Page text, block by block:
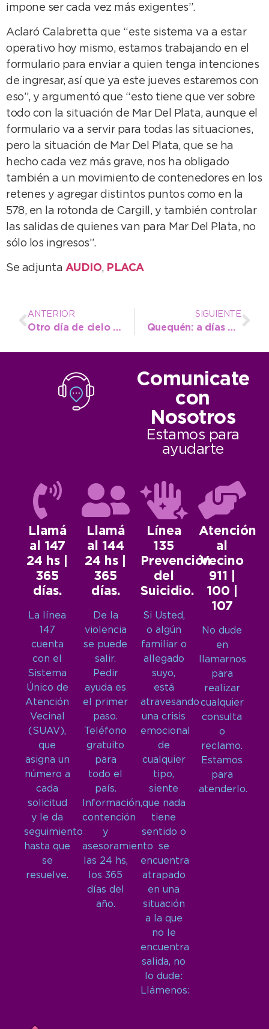
impone ser cada vez más exigentes”.
Aclaró Calabretta que “este sistema va a estar
operativo hoy mismo, estamos trabajando en el
formulario para enviar a quien tenga intenciones
de ingresar, así que ya este jueves estaremos con
eso”, y argumentó que “esto tiene que ver sobre
todo con la situación de Mar Del Plata, aunque el
formulario va a servir para todas las situaciones,
pero la situación de Mar Del Plata, que se ha
hecho cada vez más grave, nos ha obligado
también a un movimiento de contenedores en los
retenes y agregar distintos puntos como en la
578, en la rotonda de Cargill, y también controlar
las salidas de quienes van para Mar Del Plata, no
sólo los ingresos”.
Se adjunta AUDIO, PLACA
ANTERIOR
Otro día de cielo despejado pero de frío intenso
SIGUIENTE
Quequén: a días del aniversario, Amílcar brindó un informe de los trabajos en la ciudad
Comunicate
con
Nosotros
Estamos para
ayudarte
Llamá
al 147
24 hs |
365
días.
La línea
147
cuenta
con el
Sistema
Único de
Atención
Vecinal
(SUAV),
que
asigna un
número a
cada
solicitud
y le da
seguimiento
hasta que
se
resuelve.
Llamá
al 144
24 hs |
365
días.
De la
violencia
se puede
salir.
Pedir
ayuda es
el primer
paso.
Teléfono
gratuito
para
todo el
país.
Información,
contención
y
asesoramiento
las 24 hs,
los 365
días del
año.
Línea
135
Prevención
del
Suicidio.
Si Usted,
o algún
familiar o
allegado
suyo,
está
atravesando
una crisis
emocional
de
cualquier
tipo,
siente
que nada
tiene
sentido o
se
encuentra
atrapado
en una
situación
a la que
no le
encuentra
salida, no
lo dude:
Llámenos:
Atención
al
Vecino
911 |
100 |
107
No dude
en
llamarnos
para
realizar
cualquier
consulta
o
reclamo.
Estamos
para
atenderlo.